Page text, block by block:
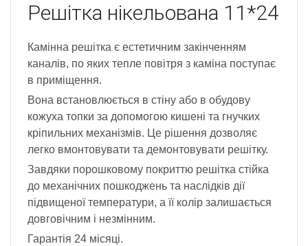
Решітка нікельована 11*24
Камінна решітка є естетичним закінченням
каналів, по яких тепле повітря з каміна поступає
в приміщення.
Вона встановлюється в стіну або в обудову
кожуха топки за допомогою кишені та гнучких
кріпильних механізмів. Це рішення дозволяє
легко вмонтовувати та демонтовувати решітку.
Завдяки порошковому покриттю решітка стійка
до механічних пошкоджень та наслідків дії
підвищеної температури, а її колір залишається
довговічним і незмінним.
Гарантія 24 місяці.